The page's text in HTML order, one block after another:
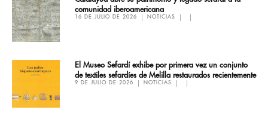
comunidad iberoamericana
16 DE JULIO DE 2026 NOTICIAS
El Museo Sefardí exhibe por primera vez un conjunto
de textiles sefardíes de Melilla restaurados recientemente
9 DE JULIO DE 2026 NOTICIAS